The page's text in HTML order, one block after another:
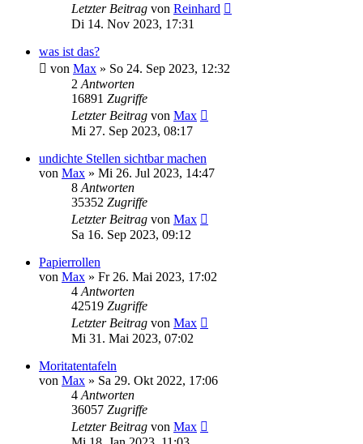
Letzter Beitrag von Reinhard
Di 14. Nov 2023, 17:31
was ist das?
von Max » So 24. Sep 2023, 12:32
2Antworten
16891 Zugriffe
Letzter Beitrag von Max
Mi 27. Sep 2023, 08:17
undichte Stellen sichtbar machen
von Max » Mi 26. Jul 2023, 14:47
8Antworten
35352 Zugriffe
Letzter Beitrag von Max
Sa 16. Sep 2023, 09:12
Papierrollen
von Max » Fr 26. Mai 2023, 17:02
4Antworten
42519 Zugriffe
Letzter Beitrag von Max
Mi 31. Mai 2023, 07:02
Moritatentafeln
von Max » Sa 29. Okt 2022, 17:06
4Antworten
36057 Zugriffe
Letzter Beitrag von Max